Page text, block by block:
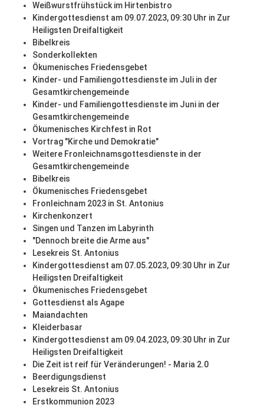
Weißwurstfrühstück im Hirtenbistro
Kindergottesdienst am 09.07.2023, 09:30 Uhr in Zur
Heiligsten Dreifaltigkeit
Bibelkreis
Sonderkollekten
Ökumenisches Friedensgebet
Kinder- und Familiengottesdienste im Juli in der
Gesamtkirchengemeinde
Kinder- und Familiengottesdienste im Juni in der
Gesamtkirchengemeinde
Ökumenisches Kirchfest in Rot
Vortrag "Kirche und Demokratie"
Weitere Fronleichnamsgottesdienste in der
Gesamtkirchengemeinde
Bibelkreis
Ökumenisches Friedensgebet
Fronleichnam 2023 in St. Antonius
Kirchenkonzert
Singen und Tanzen im Labyrinth
"Dennoch breite die Arme aus"
Lesekreis St. Antonius
Kindergottesdienst am 07.05.2023, 09:30 Uhr in Zur
Heiligsten Dreifaltigkeit
Ökumenisches Friedensgebet
Gottesdienst als Agape
Maiandachten
Kleiderbasar
Kindergottesdienst am 09.04.2023, 09:30 Uhr in Zur
Heiligsten Dreifaltigkeit
Die Zeit ist reif für Veränderungen! - Maria 2.0
Beerdigungsdienst
Lesekreis St. Antonius
Erstkommunion 2023